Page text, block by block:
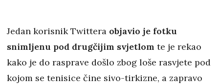
Jedan korisnik Twittera objavio je fotku
snimljenu pod drugčijim svjetlom te je rekao
kako je do rasprave došlo zbog loše rasvjete pod
kojom se tenisice čine sivo-tirkizne, a zapravo